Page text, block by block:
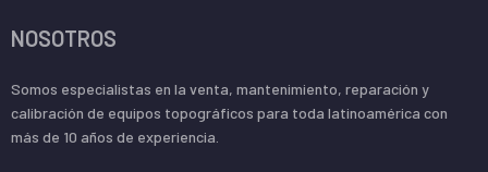
NOSOTROS
Somos especialistas en la venta, mantenimiento, reparación y
calibración de equipos topográficos para toda latinoamérica con
más de 10 años de experiencia.